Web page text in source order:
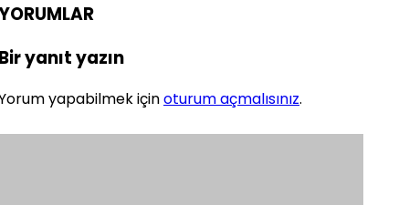
yanıt yazın
yapabilmek içinoturum açmalısınız.